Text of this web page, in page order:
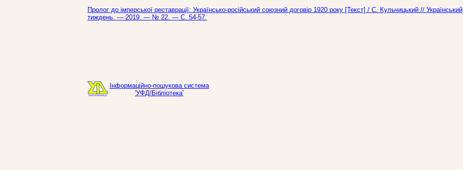
Пролог до імперської реставрації: Українсько-російський союзний договір 1920 року [Текст] / С. Кульчицький // Український
тиждень. — 2019. — № 22. — С. 54-57.
Інформаційно-пошукова система
'УФД/Бібліотека'